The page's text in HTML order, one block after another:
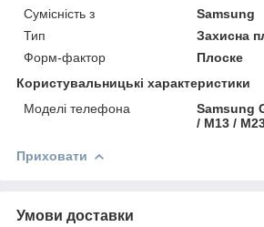
Сумісність з
Samsung
Тип
Захисна
Форм-фактор
Плоске
Користувальницькі характеристики
Моделі телефона
Samsung
/ M13 /
Приховати
Умови доставки